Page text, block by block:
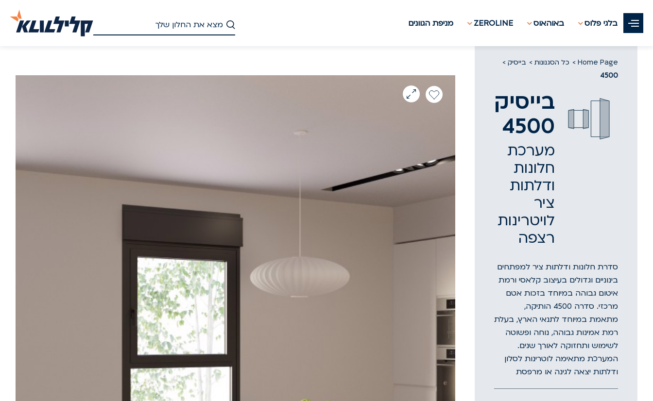
בלגי פלוס באוהאוס ZEROLINE מניפת הגוונים
Home Page כל הסגנונות
בייסיק
4500
בייסיק
4500
מערכת
חלונות
ודלתות
ציר
לויטרינות
רצפה
סדרת חלונות ודלתות ציר למפתחים
בינוניים וגדולים בעיצוב קלאסי ורמת
איטום גבוהה במיוחד בזכות אטם
מרכזי. סדרה 4500 הותיקה,
מתאמת במיוחד לתנאי הארץ, בעלת
רמת אמינות גבוהה, נוחה ופשוטה
לשימוש ותחזוקה לאורך שנים.
המערכת מתאימה לוטרינות לסלון
ודלתות יצאה לגינה או מרפסת